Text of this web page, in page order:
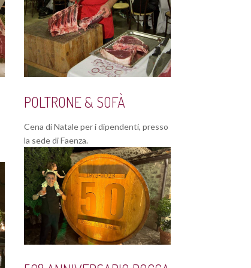
POLTRONE & SOFÀ
Cena di Natale per i dipendenti, presso
la sede di Faenza.